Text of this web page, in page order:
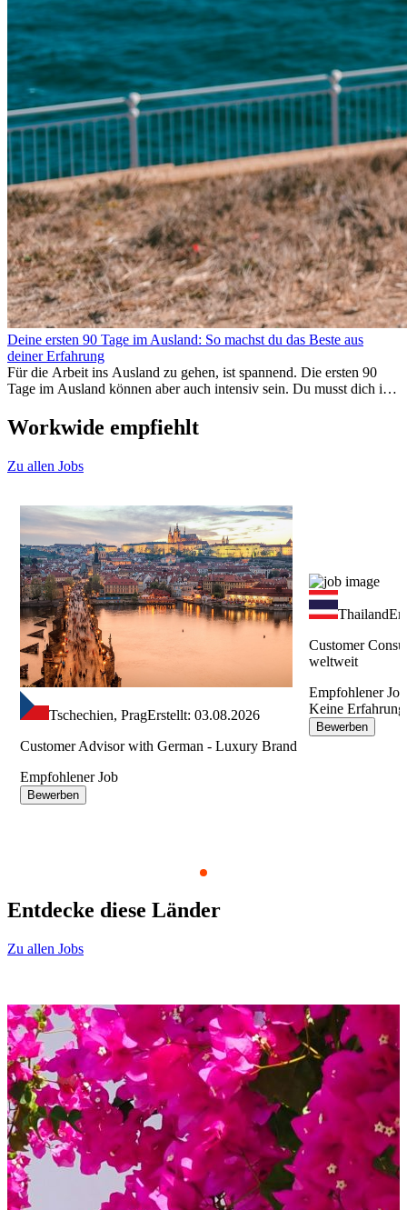
Deine ersten 90 Tage im Ausland: So machst du das Beste aus
deiner Erfahrung
Für die Arbeit ins Ausland zu gehen, ist spannend. Die ersten 90
Tage im Ausland können aber auch intensiv sein. Du musst dich in
Kultur verstehen und mit Heimweh umgehen. Dieser Expat-Guide
zeigt dir, wie du deine ersten Monate im Ausland optimal nutzt,
weiterentwickelst. Wenn du diese Tipps berücksichtigst, fällt dir das
Auslandserfahrung von Anfang an genießen.
Workwide empfiehlt
Zu allen Jobs
Tschechien, PragErstellt: 03.08.2026
Customer Advisor with German - Luxury Brand
Empfohlener Job
Bewerben
Thailand
Customer
weltweit
Empfohlener Job
Keine
Bewerben
1
of
Entdecke diese Länder
Zu allen Jobs